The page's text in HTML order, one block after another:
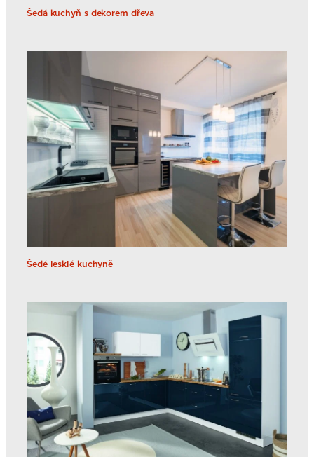
Šedá kuchyň s dekorem dřeva
Šedé lesklé kuchyně